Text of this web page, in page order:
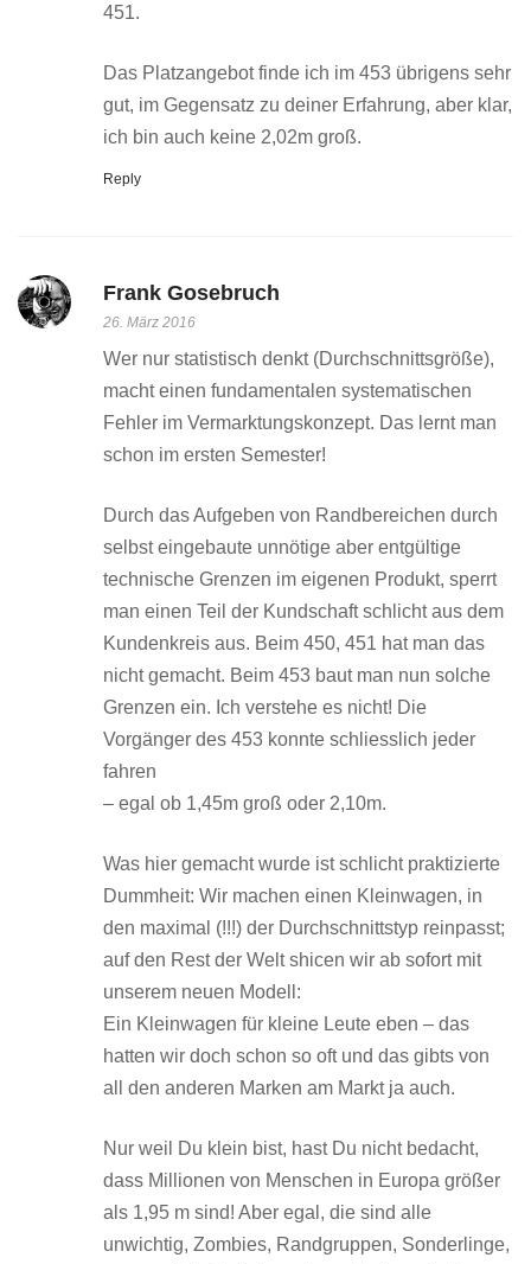
451.
Das Platzangebot finde ich im 453 übrigens sehr
gut, im Gegensatz zu deiner Erfahrung, aber klar,
ich bin auch keine 2,02m groß.
Reply
Frank Gosebruch
26. März 2016
Wer nur statistisch denkt (Durchschnittsgröße),
macht einen fundamentalen systematischen
Fehler im Vermarktungskonzept. Das lernt man
schon im ersten Semester!
Durch das Aufgeben von Randbereichen durch
selbst eingebaute unnötige aber entgültige
technische Grenzen im eigenen Produkt, sperrt
man einen Teil der Kundschaft schlicht aus dem
Kundenkreis aus. Beim 450, 451 hat man das
nicht gemacht. Beim 453 baut man nun solche
Grenzen ein. Ich verstehe es nicht! Die
Vorgänger des 453 konnte schliesslich jeder
fahren
– egal ob 1,45m groß oder 2,10m.
Was hier gemacht wurde ist schlicht praktizierte
Dummheit: Wir machen einen Kleinwagen, in
den maximal (!!!) der Durchschnittstyp reinpasst;
auf den Rest der Welt shicen wir ab sofort mit
unserem neuen Modell:
Ein Kleinwagen für kleine Leute eben – das
hatten wir doch schon so oft und das gibts von
all den anderen Marken am Markt ja auch.
Nur weil Du klein bist, hast Du nicht bedacht,
dass Millionen von Menschen in Europa größer
als 1,95 m sind! Aber egal, die sind alle
unwichtig, Zombies, Randgruppen, Sonderlinge,